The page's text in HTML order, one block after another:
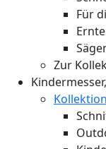
Für
Zur